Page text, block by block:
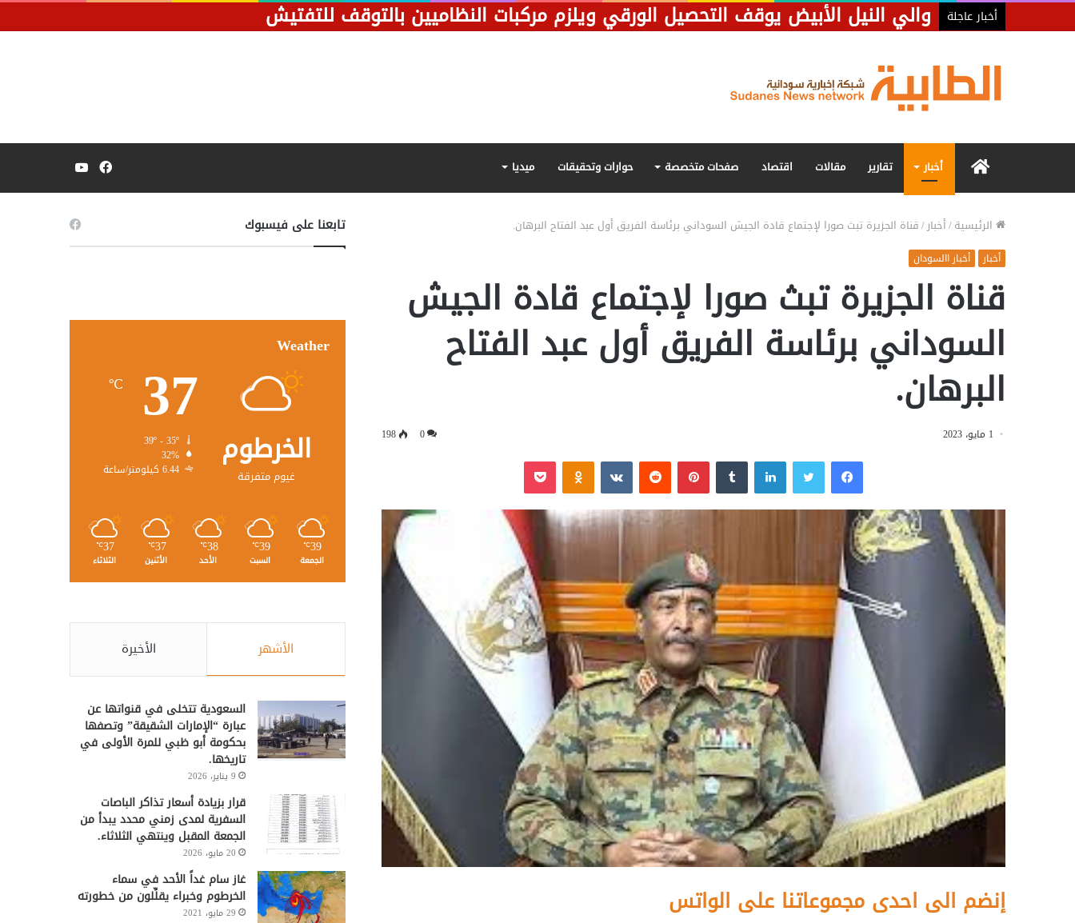
أخبار عاجلة والي النيل الأبيض يوقف التحصيل الورقي ويلزم مركبات النظاميين بالتوقف للتفتيش
الرئيسيةأخبار تقارير مقالات اقتصاد صفحات متخصصة حوارات وتحقيقات ميديا فيسبوك
الرئيسية/أخبار/قناة الجزيرة تبث صورا لإجتماع قادة الجيش السوداني برئاسة الفريق أول عبد الفتاح البرهان.
أخبار أخبار االسودان
قناة الجزيرة تبث صورا لإجتماع قادة الجيش
السوداني برئاسة الفريق أول عبد الفتاح
البرهان.
1 مايو، 2023 0
198
فيسبوك لينكدإن بينتيريست
إنضم الى احدى مجموعاتنا على الواتس
تابعنا على فيسبوك
Weather
الخرطوم
غيوم متفرقة
37
℃
32%
6.44 كيلومتر/ساعة
39
℃
الجمعة
39
℃
السبت
38
℃
الأحد
37
℃
الأثنين
37
℃
الثلاثاء
الأشهر الأخيرة
السعودية تتخلى في قنواتها عن
عبارة “الإمارات الشقيقة” وتصفها
بحكومة أبو ظبي للمرة الأولى في
تاريخها.
9 يناير، 2026
قرار بزيادة أسعار تذاكر الباصات
السفرية لمدى زمني محدد يبدأ من
الجمعة المقبل وينتهي الثلاثاء.
20 مايو، 2026
غاز سام غداً الأحد في سماء
الخرطوم وخبراء يقلِّلون من خطورته
29 مايو، 2021